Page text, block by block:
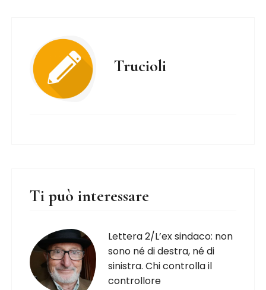
Trucioli
Ti può interessare
Lettera 2/L’ex sindaco: non
sono né di destra, né di
sinistra. Chi controlla il
controllore